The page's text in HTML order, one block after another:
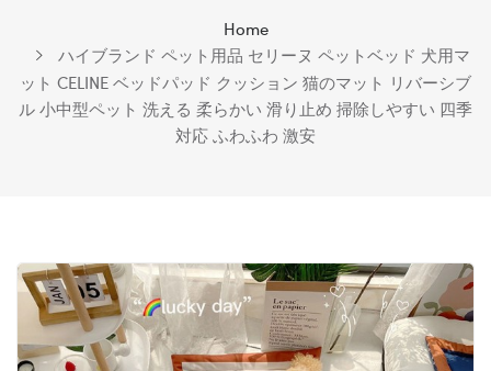
Home
ハイブランド ペット用品 セリーヌ ペットベッド 犬用マ
ット CELINE ベッドパッド クッション 猫のマット リバーシブ
ル 小中型ペット 洗える 柔らかい 滑り止め 掃除しやすい 四季
対応 ふわふわ 激安